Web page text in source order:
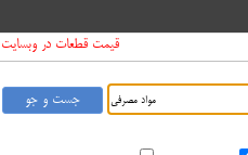
قیمت قطعات در وبسایت به روز